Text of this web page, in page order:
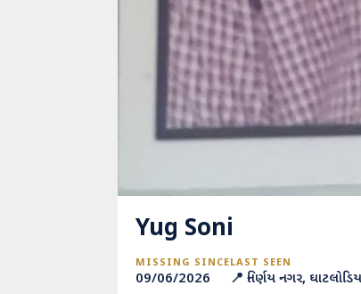
Yug Soni
MISSING SINCE
09/06/2026
LAST SEEN
📍 નિર્ણય નગર,